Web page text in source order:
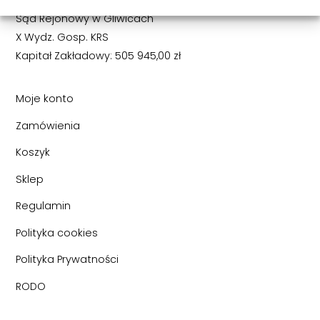
Sąd Rejonowy w Gliwicach
X Wydz. Gosp. KRS
Kapitał Zakładowy: 505 945,00 zł
Moje konto
Zamówienia
Koszyk
Sklep
Regulamin
Polityka cookies
Polityka Prywatności
RODO